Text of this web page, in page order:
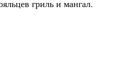
гриль и мангал.